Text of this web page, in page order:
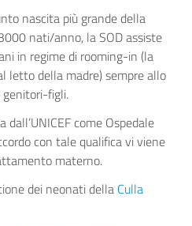
nascita più grande della
nati/anno, la SOD assiste
in regime di rooming-in (la
letto della madre) sempre allo
figli.
dall’UNICEF come Ospedale
con tale qualifica vi viene
materno.
dei neonati della Culla